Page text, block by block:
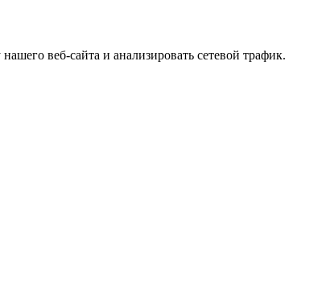
веб-сайта и анализировать сетевой трафик.